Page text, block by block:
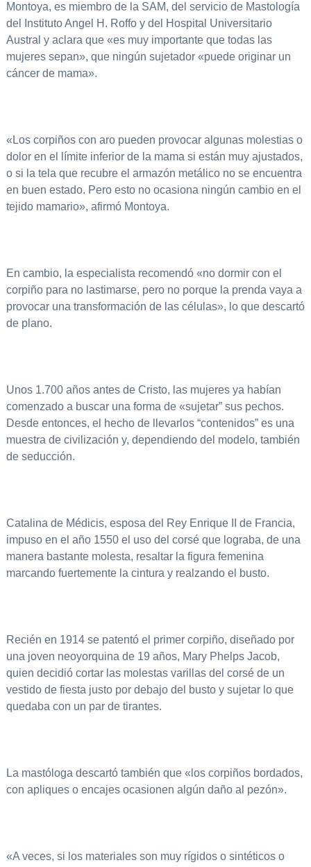
Montoya, es miembro de la SAM, del servicio de Mastología
del Instituto Angel H. Roffo y del Hospital Universitario
Austral y aclara que «es muy importante que todas las
mujeres sepan», que ningún sujetador «puede originar un
cáncer de mama».
«Los corpiños con aro pueden provocar algunas molestias o
dolor en el límite inferior de la mama si están muy ajustados,
o si la tela que recubre el armazón metálico no se encuentra
en buen estado. Pero esto no ocasiona ningún cambio en el
tejido mamario», afirmó Montoya.
En cambio, la especialista recomendó «no dormir con el
corpiño para no lastimarse, pero no porque la prenda vaya a
provocar una transformación de las células», lo que descartó
de plano.
Unos 1.700 años antes de Cristo, las mujeres ya habían
comenzado a buscar una forma de «sujetar” sus pechos.
Desde entonces, el hecho de llevarlos “contenidos” es una
muestra de civilización y, dependiendo del modelo, también
de seducción.
Catalina de Médicis, esposa del Rey Enrique II de Francia,
impuso en el año 1550 el uso del corsé que lograba, de una
manera bastante molesta, resaltar la figura femenina
marcando fuertemente la cintura y realzando el busto.
Recién en 1914 se patentó el primer corpiño, diseñado por
una joven neoyorquina de 19 años, Mary Phelps Jacob,
quien decidió cortar las molestas varillas del corsé de un
vestido de fiesta justo por debajo del busto y sujetar lo que
quedaba con un par de tirantes.
La mastóloga descartó también que «los corpiños bordados,
con apliques o encajes ocasionen algún daño al pezón».
«A veces, si los materiales son muy rígidos o sintéticos o